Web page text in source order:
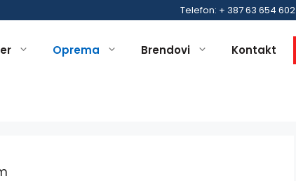
Telefon: + 387 63 654 602
Oprema Brendovi Kontakt